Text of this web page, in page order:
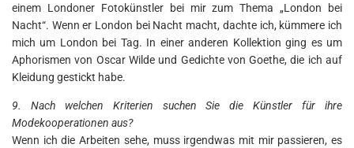
einem Londoner Fotokünstler bei mir zum Thema „London bei
Nacht“. Wenn er London bei Nacht macht, dachte ich, kümmere ich
mich um London bei Tag. In einer anderen Kollektion ging es um
Aphorismen von Oscar Wilde und Gedichte von Goethe, die ich auf
Kleidung gestickt habe.
9. Nach welchen Kriterien suchen Sie die Künstler für ihre
Modekooperationen aus?
Wenn ich die Arbeiten sehe, muss irgendwas mit mir passieren, es